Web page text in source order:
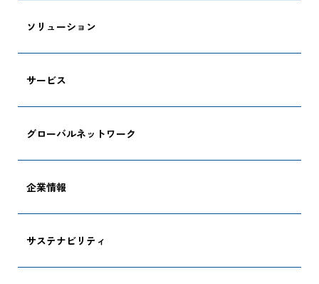
ソリューション
サービス
グローバルネットワーク
企業情報
サステナビリティ